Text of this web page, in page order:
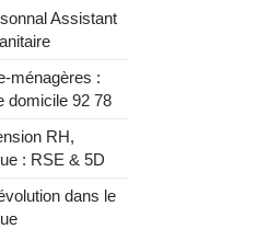
Assistant
ménagères :
domicile 92 78
RH,
: RSE & 5D
dans le